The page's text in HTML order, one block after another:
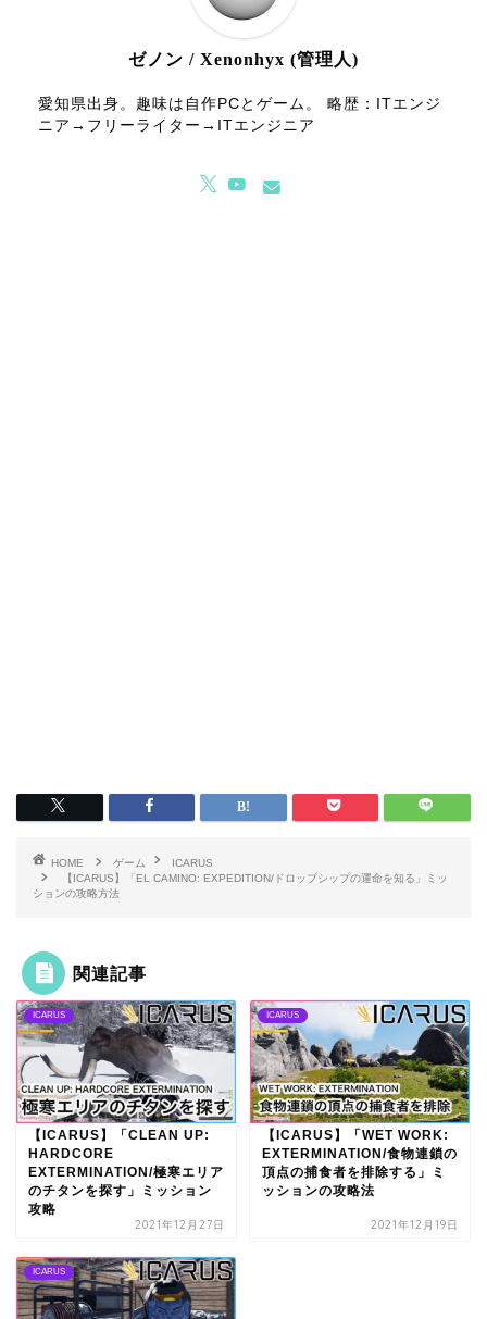
ゼノン / Xenonhyx (管理人)
愛知県出身。趣味は自作PCとゲーム。 略歴：ITエンジ
ニア→フリーライター→ITエンジニア
HOME ゲーム
ICARUS
【ICARUS】「EL CAMINO: EXPEDITION/ドロップシップの運命を知る」ミッ
ションの攻略方法
関連記事
ICARUS
【ICARUS】「CLEAN UP:
HARDCORE
EXTERMINATION/極寒エリア
のチタンを探す」ミッション
攻略
2021年12月27日
ICARUS
【ICARUS】「WET WORK:
EXTERMINATION/食物連鎖の
頂点の捕食者を排除する」ミ
ッションの攻略法
2021年12月19日
ICARUS